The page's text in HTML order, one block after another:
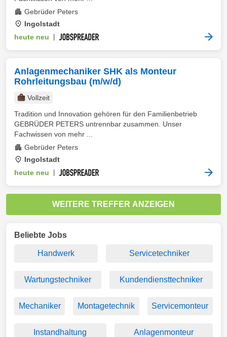
Gebrüder Peters
Ingolstadt
heute neu
Anlagenmechaniker SHK als Monteur
Rohrleitungsbau (m/w/d)
Vollzeit
Tradition und Innovation gehören für den Familienbetrieb
GEBRÜDER PETERS untrennbar zusammen. Unser
Fachwissen von mehr ...
Gebrüder Peters
Ingolstadt
heute neu
WEITERE TREFFER ANZEIGEN
Beliebte Jobs
Handwerk Servicetechniker
Wartungstechniker Kundendiensttechniker
Mechaniker Montagetechnik Servicemonteur
Instandhaltung Anlagenmonteur